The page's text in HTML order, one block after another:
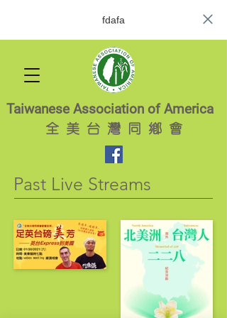
fdafa
Taiwanese Association of America
全 美 台 灣 同 鄉 會
Past Live Streams